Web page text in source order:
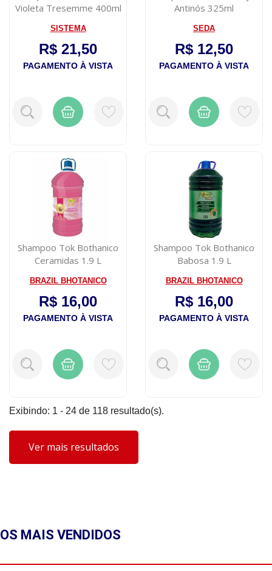
Violeta Tresemme 400ml
SISTEMA
R$ 21,50
PAGAMENTO À VISTA
Antinós 325ml
SEDA
R$ 12,50
PAGAMENTO À VISTA
Shampoo Tok Bothanico
Ceramidas 1.9 L
BRAZIL BHOTANICO
R$ 16,00
PAGAMENTO À VISTA
Shampoo Tok Bothanico
Babosa 1.9 L
BRAZIL BHOTANICO
R$ 16,00
PAGAMENTO À VISTA
Exibindo: 1 - 24 de 118 resultado(s).
Ver mais resultados
OS MAIS VENDIDOS